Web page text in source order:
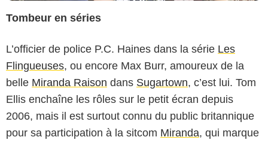
Tombeur en séries
L’officier de police P.C. Haines dans la série Les
Flingueuses, ou encore Max Burr, amoureux de la
belle Miranda Raison dans Sugartown, c’est lui. Tom
Ellis enchaîne les rôles sur le petit écran depuis
2006, mais il est surtout connu du public britannique
pour sa participation à la sitcom Miranda, qui marque